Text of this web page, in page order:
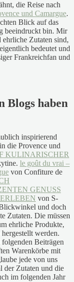
die Reise nach
und Camargue.
Blick auf das
beeindruckt bin. Mir
Zutaten sind,
bedeutet und
Frankreichfan und
Blogs haben
inspirierend
die Provence und
KULINARISCHER
le goût du vrai –
von Confiture de
GENUSS
von S-
und doch
Zutaten. Die müssen
ehrliche Produkte,
werden.
Beiträgen
Warenkörbe mit
jede von uns
der Zutaten und die
im folgenden Jahr